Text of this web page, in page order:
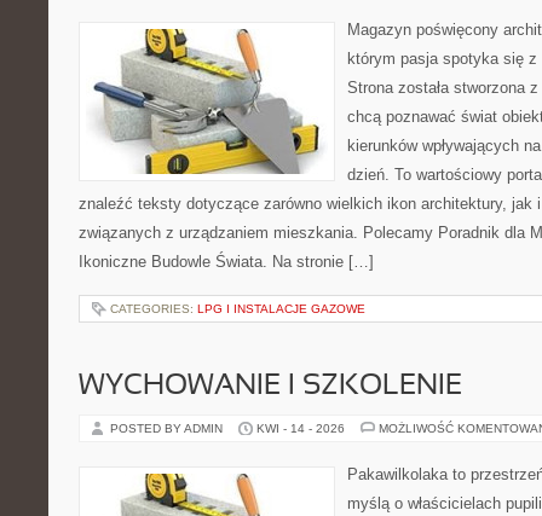
Magazyn poświęcony
którym pasja spotyka się
Strona została stworzona
chcą poznawać świat
kierunków wpływających
dzień. To wartościowy
znaleźć teksty dotyczące zarówno wielkich ikon architektury, jak
związanych z urządzaniem mieszkania. Polecamy Poradnik dla
Ikoniczne Budowle Świata. Na stronie […]
CATEGORIES: LPG I INSTALACJE GAZOWE
WYCHOWANIE I SZKOLENIE
POSTED BY ADMIN KWI - 14 - 2026 MOŻLIWOŚĆ
Pakawilkolaka to
myślą o właścicielach